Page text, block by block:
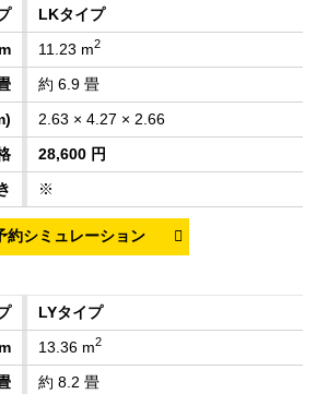
LKタイプ
11.23 m2
約 6.9 畳
2.63 × 4.27 × 2.66
28,600 円
※
LYタイプ
13.36 m2
約 8.2 畳